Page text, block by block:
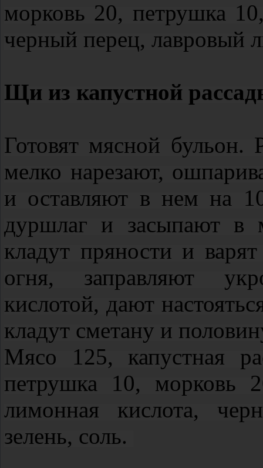
морковь 20, петрушка
черный перец, лавровый
Щи из капустной
Готовят мясной бульон.
мелко нарезают,
и оставляют в нем на
дуршлаг и засыпают в
кладут пряности и
огня, заправляют
кислотой, дают
кладут сметану и
Мясо 125, капустная
петрушка 10, морковь
лимонная кислота,
зелень, соль.